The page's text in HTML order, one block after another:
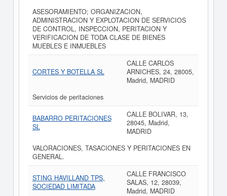
ASESORAMIENTO; ORGANIZACION,
ADMINISTRACION Y EXPLOTACION DE SERVICIOS
DE CONTROL, INSPECCION, PERITACION Y
VERIFICACION DE TODA CLASE DE BIENES
MUEBLES E INMUEBLES
CORTES Y BOTELLA SL
CALLE CARLOS
ARNICHES, 24, 28005,
Madrid, MADRID
Servicios de peritaciones
BABARRO PERITACIONES
SL
CALLE BOLIVAR, 13,
28045, Madrid,
MADRID
VALORACIONES, TASACIONES Y PERITACIONES EN
GENERAL.
STING HAVILLAND TPS,
SOCIEDAD LIMITADA
CALLE FRANCISCO
SALAS, 12, 28039,
Madrid, MADRID